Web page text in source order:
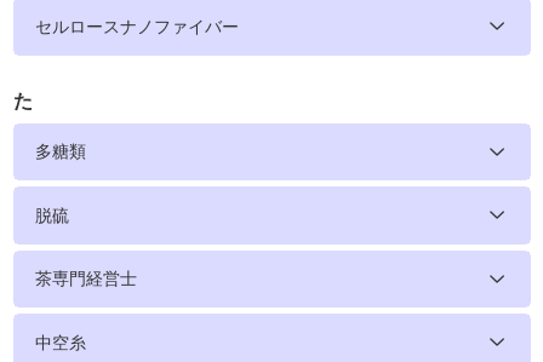
セルロースナノファイバー
た
多糖類
脱硫
茶専門経営士
中空糸